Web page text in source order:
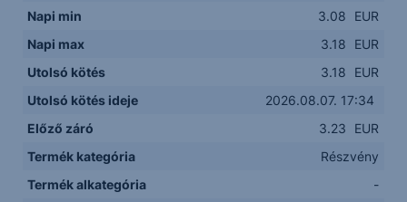
Napi min
3.08
EUR
Napi max
3.18
EUR
Utolsó kötés
3.18
EUR
Utolsó kötés ideje
2026.08.07. 17:34
Előző záró
3.23
EUR
Termék kategória
Részvény
Termék alkategória
-